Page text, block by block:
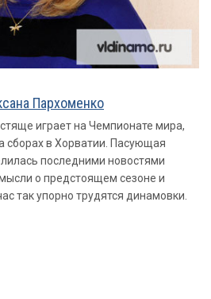
Пархоменко
играет на Чемпионате мира,
сборах в Хорватии. Пасующая
последними новостями
о предстоящем сезоне и
так упорно трудятся динамовки.